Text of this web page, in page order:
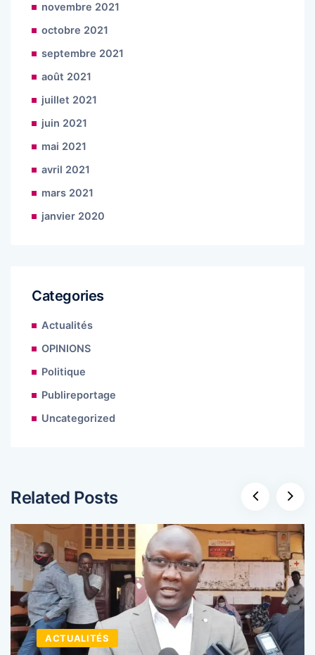
novembre 2021
octobre 2021
septembre 2021
août 2021
juillet 2021
juin 2021
mai 2021
avril 2021
mars 2021
janvier 2020
Categories
Actualités
OPINIONS
Politique
Publireportage
Uncategorized
Related Posts
ACTUALITÉS